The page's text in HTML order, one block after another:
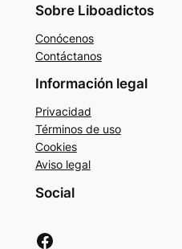
Sobre Liboadictos
Conócenos
Contáctanos
Información legal
Privacidad
Términos de uso
Cookies
Aviso legal
Social
Facebook